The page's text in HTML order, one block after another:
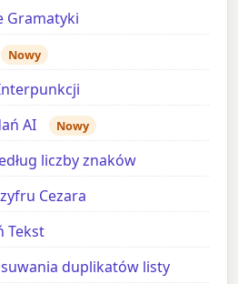
Gramatyki
Nowy
AI
Nowy
liczby znaków
Cezara
Tekst
duplikatów listy